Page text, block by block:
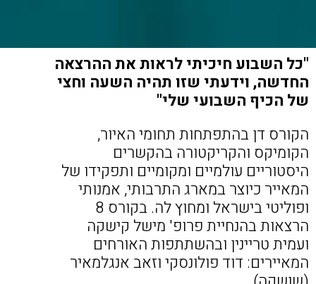
"כל השבוע חיכיתי לראות את ההרצאה
החדשה, וידעתי שזו תהיה השעה וחצי
של הכיף השבועי שלי"
הקורס דן בהתפתחות תחומי האיור,
הקומיקס והקריקטורה בהקשרים
היסטוריים עולמיים ומקומיים ותפקידו של
המאייר כיוצר במארג התרבותי, אמנותי
ופוליטי בישראל ומחוץ לה. בקורס 8
הרצאות בהנחיית פרופ' מישל קישקה
ועמית טריינין ובהשתתפות האורחים
המאיירים: דוד פולונסקי וזאב אנגלמאיר